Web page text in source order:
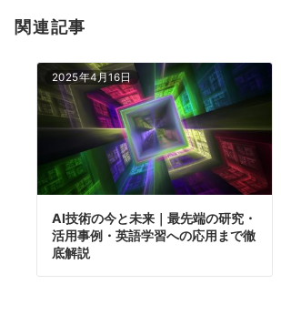
関連記事
2025年4月16日
AI技術の今と未来｜最先端の研究・
活用事例・英語学習への応用まで徹
底解説